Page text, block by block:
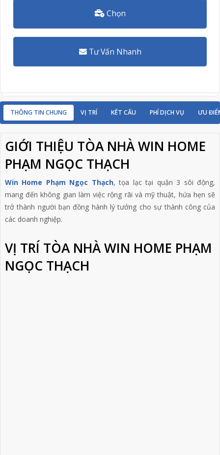
Chọn
Tư Vấn Nhanh
THÔNG TIN CHUNG VỊ TRÍ KẾT CẤU PHÍ DỊCH VỤ ƯU
GIỚI THIỆU TÒA NHÀ WIN HOME
PHẠM NGỌC THẠCH
Win Home Phạm Ngọc Thạch, tọa lạc tại quận 3 sôi động,
mang đến không gian làm việc rộng rãi và mỹ thuật, hứa hẹn sẽ
trở thành người bạn đồng hành lý tưởng cho sự thành công của
các doanh nghiệp.
VỊ TRÍ TÒA NHÀ WIN HOME PHẠM
NGỌC THẠCH